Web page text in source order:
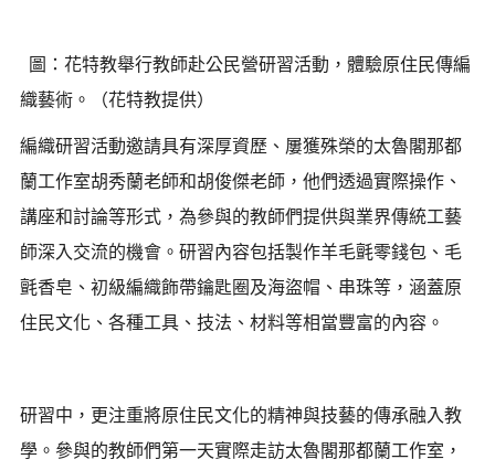
圖：花特教舉行教師赴公民營研習活動，體驗原住民傳編
織藝術。（花特教提供）
編織研習活動邀請具有深厚資歷、屢獲殊榮的太魯閣那都
蘭工作室胡秀蘭老師和胡俊傑老師，他們透過實際操作、
講座和討論等形式，為參與的教師們提供與業界傳統工藝
師深入交流的機會。研習內容包括製作羊毛氈零錢包、毛
氈香皂、初級編織飾帶鑰匙圈及海盜帽、串珠等，涵蓋原
住民文化、各種工具、技法、材料等相當豐富的內容。
研習中，更注重將原住民文化的精神與技藝的傳承融入教
學。參與的教師們第一天實際走訪太魯閣那都蘭工作室，